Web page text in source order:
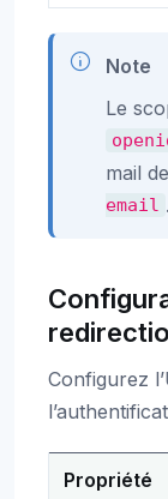
Note
Le
mail
email .
Configurez
Propriété